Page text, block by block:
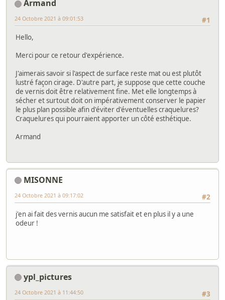
Armand
#1
24 Octobre 2021 à 09:01:53
Hello,
Merci pour ce retour d'expérience.
J'aimerais savoir si l'aspect de surface reste mat ou est plutôt
lustré façon cirage. D'autre part, je suppose que cette couche
de vernis doit être relativement fine. Met elle longtemps à
sécher et surtout doit on impérativement conserver le papier
le plus plan possible afin d'éviter d'éventuelles craquelures?
Craquelures qui pourraient apporter un côté esthétique.
Armand
MISONNE
#2
24 Octobre 2021 à 09:17:02
j'en ai fait des vernis aucun me satisfait et en plus il y a une
odeur !
ypl_pictures
#3
24 Octobre 2021 à 11:44:50